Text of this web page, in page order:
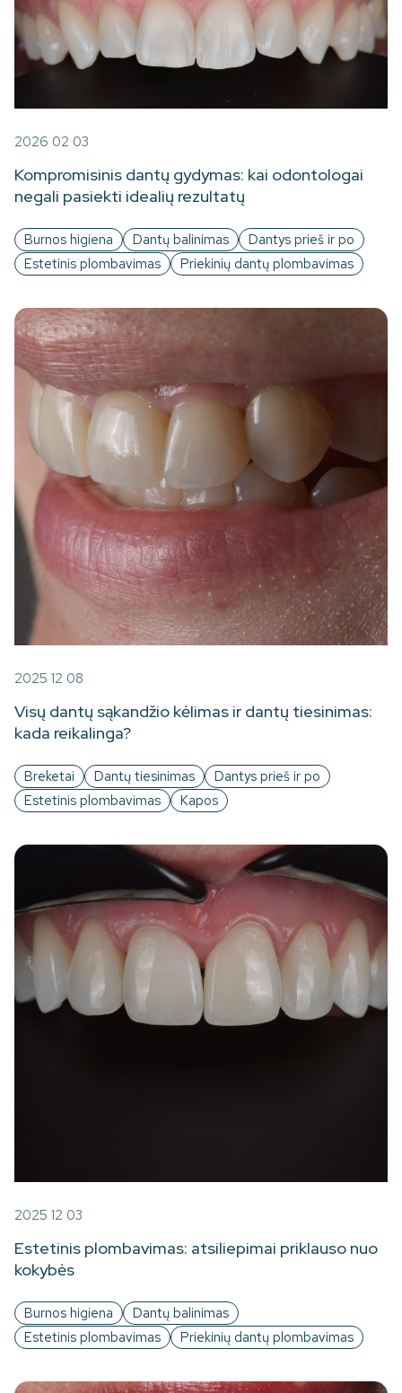
2026 02 03
Kompromisinis dantų gydymas: kai odontologai
negali pasiekti idealių rezultatų
Burnos higiena Dantų balinimas
Dantys prieš ir po
Estetinis plombavimas
Priekinių dantų plombavimas
2025 12 08
Visų dantų sąkandžio kėlimas ir dantų tiesinimas:
kada reikalinga?
Breketai Dantų tiesinimas
Dantys prieš ir po
Estetinis plombavimas
Kapos
2025 12 03
Estetinis plombavimas: atsiliepimai priklauso nuo
kokybės
Burnos higiena
Dantų balinimas
Estetinis plombavimas
Priekinių dantų plombavimas